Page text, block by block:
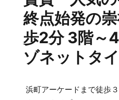
終点始発の
歩2分 3階～
ゾネットタ
浜町アーケードまで徒歩